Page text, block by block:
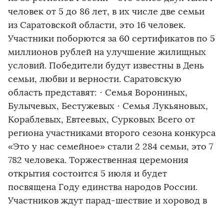
человек от 5 до 86 лет, в их числе две семьи
из Саратовской области, это 16 человек.
Участники поборются за 60 сертификатов по 5
миллионов рублей на улучшение жилищных
условий. Победители будут известны в День
семьи, любви и верности. Саратовскую
область представят: · Семья Ворониных,
Булычевых, Бестужевых · Семья Лукьяновых,
Кораблевых, Евтеевых, Сурковых Всего от
региона участниками второго сезона конкурса
«Это у нас семейное» стали 2 284 семьи, это 7
782 человека. Торжественная церемония
открытия состоится 5 июля и будет
посвящена Году единства народов России.
Участников ждут парад-шествие и хоровод в